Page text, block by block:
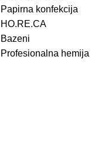
Papirna konfekcija
HO.RE.CA
Bazeni
Profesionalna hemija